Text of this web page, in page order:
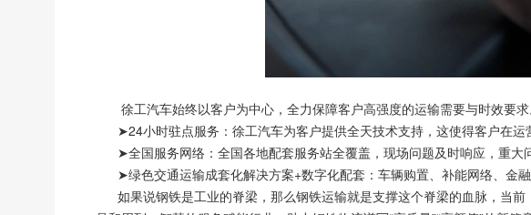
徐工汽车始终以客户为中心，全力保障客户高强度的运输需要与时效要求
➤24小时驻点服务：徐工汽车为客户提供全天技术支持，这使得客户在运
➤全国服务网络：全国各地配套服务站全覆盖，现场问题及时响应，重大
➤绿色交通运输成套化解决方案+数字化配套：车辆购置、补能网络、金
如果说钢铁是工业的脊梁，那么钢铁运输就是支撑这个脊梁的血脉，当